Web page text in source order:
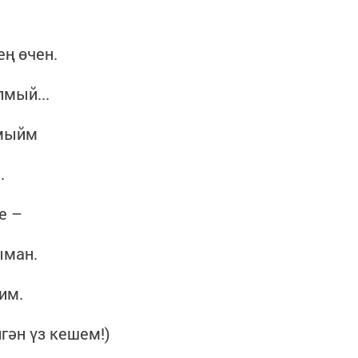
өчен.
–
үз кешем!)